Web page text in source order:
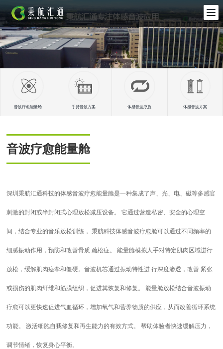
音波疗愈能量舱 手持音波方案 体感音波疗愈 体感音波方案
音波疗愈能量舱
深圳秉航汇通科技的体感音波疗愈能量舱是一种集成了声、光、电、磁等多感官
刺激的封闭或半封闭式心理放松减压设备。 它通过营造私密、安全的心理空
间，结合专业的音乐放松训练， 秉航科技体感音波疗愈舱可以通过不同频率的
细腻振动作用，预防和改善骨质 疏松症。 能量舱模拟人手对特定肌肉区域进行
放松，缓解肌肉痉挛和僵硬。音波机芯通过振动特性进 行深度渗透，改善 紧张
或损伤的肌肉纤维和筋膜组织，促进其恢复和修复。 能量舱放松结合音波振动
疗愈可以更快速促进气血循环，增加氧气和营养物质的供应，从而改善循环系统
功能。 激活细胞自我修复和再生能力的有效方式。 帮助体验者快速缓解压力，
调节情绪，恢复身心平衡。